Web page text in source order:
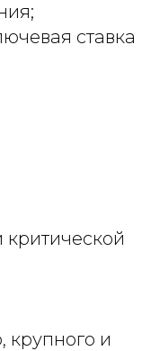
ставка
критической
крупного и